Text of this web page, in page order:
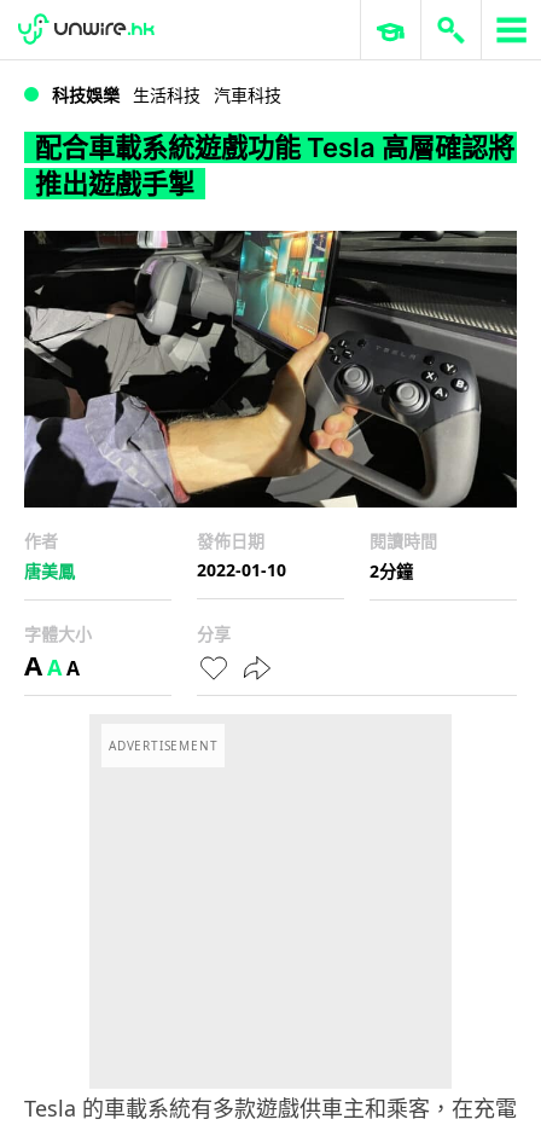
WWDC 2026 ERP 與商業 AI
科技娛樂 生活科技 汽車科技
配合車載系統遊戲功能 Tesla 高層確認將
推出遊戲手掣
作者
唐美鳳
發佈日期
2022-01-10
閱讀時間
2分鐘
字體大小
AAA
分享
ADVERTISEMENT
Tesla 的車載系統有多款遊戲供車主和乘客，在充電